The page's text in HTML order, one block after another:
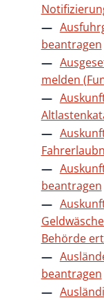
beantragen
melden
beantragen
Behörde
beantragen